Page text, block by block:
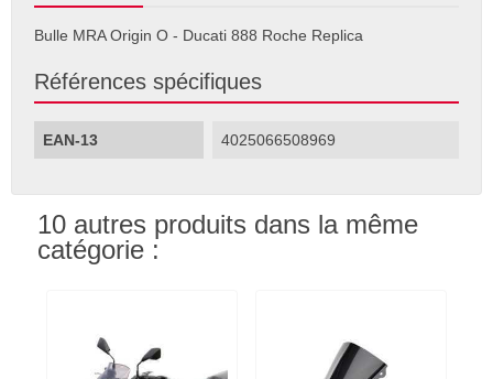
Bulle MRA Origin O - Ducati 888 Roche Replica
Références spécifiques
EAN-13 4025066508969
10 autres produits dans la même
catégorie :